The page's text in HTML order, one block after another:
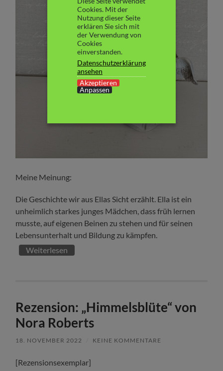
Meine Meinung:
Die Geschichte wir aus Ellas Sicht erzählt. Ella ist ein
unheimlich starkes junges Mädchen, dass früh lernen
musste, auf eigenen Beinen zu stehen und für seinen
Lebensunterhalt und Bildung zu kämpfen.
Weiterlesen
Rezension: „Himmelsblüte“ von
Nora Roberts
18. NOVEMBER 2022 KEINE KOMMENTARE
[Rezensionsexemplar]
Cookies. Mit der
Nutzung dieser Seite
erklären Sie sich mit
der Verwendung von
Cookies
einverstanden.
Datenschutzerklärung
ansehen
Akzeptieren
Anpassen